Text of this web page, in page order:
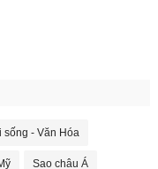
sống - Văn Hóa
Sao châu Á